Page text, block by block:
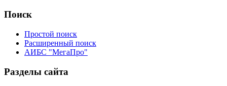
Поиск
Простой поиск
Расширенный поиск
АИБС "МегаПро"
Разделы сайта